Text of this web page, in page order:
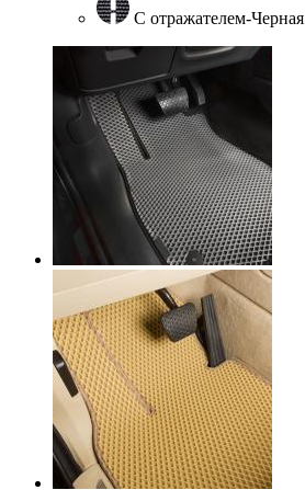
С отражателем-Черная